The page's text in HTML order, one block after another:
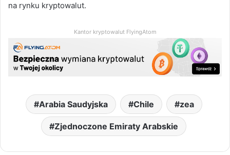
na rynku kryptowalut.
Kantor kryptowalut FlyingAtom
Arabia Saudyjska Chile zea
Zjednoczone Emiraty Arabskie